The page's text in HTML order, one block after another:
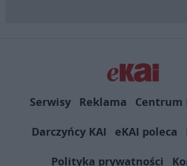
Serwisy Reklama
Centrum
Darczyńcy KAI
eKAI poleca
Polityka prywatności